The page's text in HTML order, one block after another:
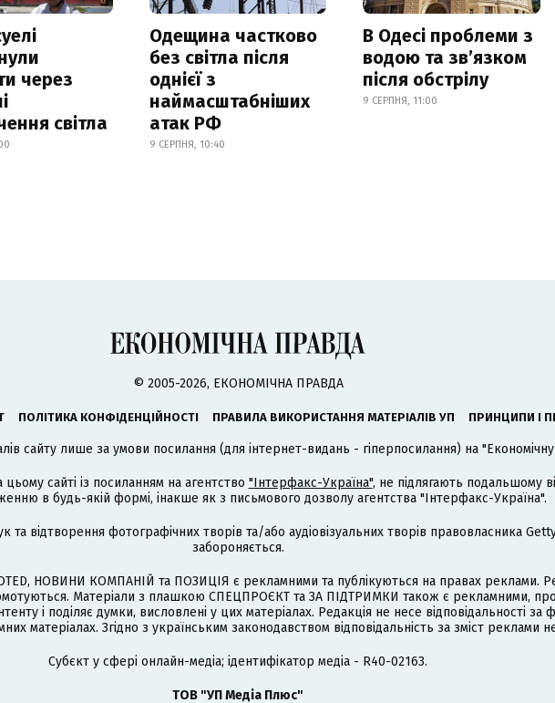
через
світла
Одещина частково
без світла після
однієї з
наймасштабніших
атак РФ
9 СЕРПНЯ, 10:40
В Одесі проблеми з
водою та звʼязком
після обстрілу
9 СЕРПНЯ, 11:00
© 2005-2026, ЕКОНОМІЧНА ПРАВДА
ПОЛІТИКА КОНФІДЕНЦІЙНОСТІ ПРАВИЛА ВИКОРИСТАННЯ МАТЕРІАЛІВ УП ПРИНЦИПИ І
сайту лише за умови посилання (для інтернет-видань - гіперпосилання) на
цьому сайті із посиланням на агентство "Інтерфакс-Україна", не підлягають подальшому
в будь-якій формі, інакше як з письмового дозволу агентства "Інтерфакс-Україна".
та відтворення фотографічних творів та/або аудіовізуальних творів правовласника
забороняється.
НОВИНИ КОМПАНІЙ та ПОЗИЦІЯ є рекламними та публікуються на правах реклами.
Матеріали з плашкою СПЕЦПРОЄКТ та ЗА ПІДТРИМКИ також є рекламними,
і поділяє думки, висловлені у цих матеріалах. Редакція не несе відповідальності за
матеріалах. Згідно з українським законодавством відповідальність за зміст реклами
Cубєкт у сфері онлайн-медіа; ідентифікатор медіа - R40-02163.
ТОВ "УП Медіа Плюс"